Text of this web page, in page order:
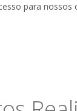
para nossos